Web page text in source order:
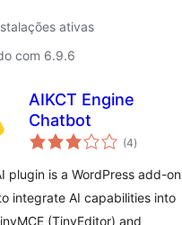
ativas
com 6.9.6
AIKCT Engine
Chatbot
(4avaliações
totais
)
plugin is a WordPress add-on
integrate AI capabilities into
(TinyEditor) and